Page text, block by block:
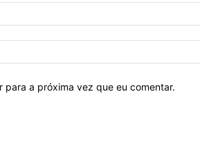
para a próxima vez que eu comentar.